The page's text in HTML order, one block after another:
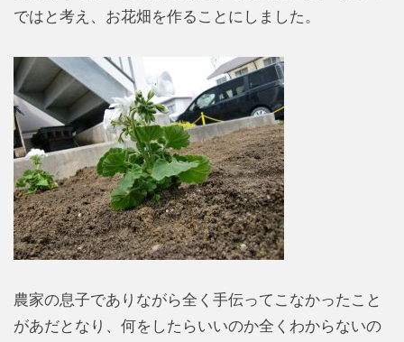
ではと考え、お花畑を作ることにしました。
農家の息子でありながら全く手伝ってこなかったこと
があだとなり、何をしたらいいのか全くわからないの